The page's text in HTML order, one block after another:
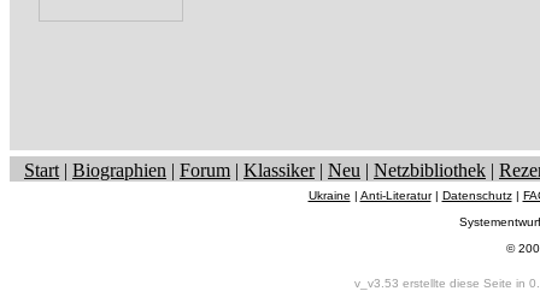
Start | Biographien | Forum | Klassiker| Neu | Netzbibliothek |
Ukraine | Anti-Literatur| Datenschutz|
©
v_v3.53 erstellte diese Seite in